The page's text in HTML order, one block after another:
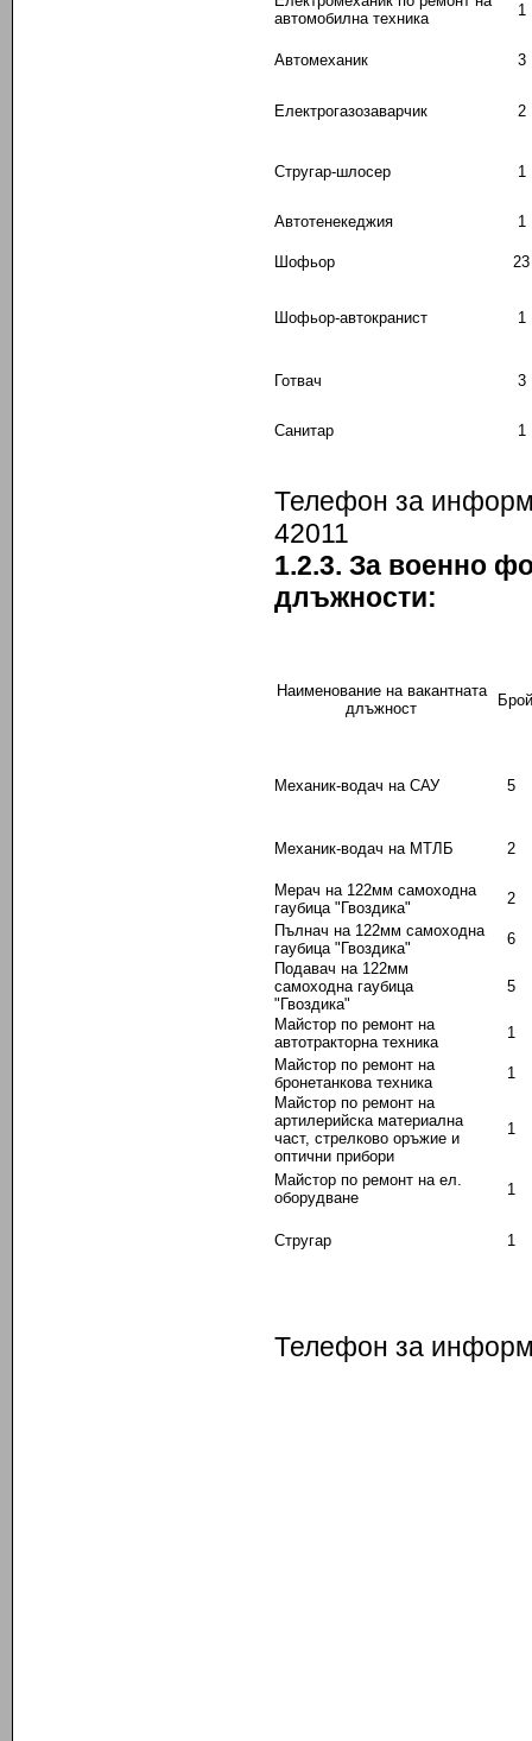
автомобилна техника
1
Автомеханик 3
Електрогазозаварчик 2
Стругар-шлосер 1
Автотенекеджия 1
Шофьор 23
Шофьор-автокранист 1
Готвач 3
Санитар 1
Телефон за
42011
1.2.3. За военно
длъжности:
Наименование на вакантната
длъжност
Брой
Механик-водач на САУ 5
Механик-водач на МТЛБ 2
Мерач на 122мм самоходна
гаубица "Гвоздика"
2
Пълнач на 122мм самоходна
гаубица "Гвоздика"
6
Подавач на 122мм
самоходна гаубица
"Гвоздика"
5
Майстор по ремонт на
автотракторна техника
1
Майстор по ремонт на
бронетанкова техника
1
Майстор по ремонт на
артилерийска материална
част, стрелково оръжие и
оптични прибори
1
Майстор по ремонт на ел.
оборудване
1
Стругар 1
Телефон за